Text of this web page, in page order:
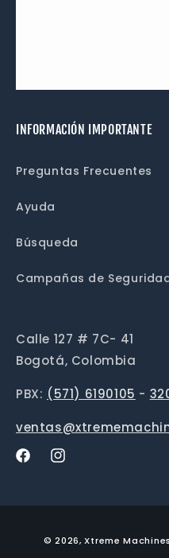
INFORMACIÓN IMPORTANTE
Preguntas Frecuentes
Ayuda
Búsqueda
Campañas de
Calle 127 # 7C- 41
Bogotá, Colombia
PBX: (571) 6190105 -
FacebookInstagram
© 2026,Xtreme